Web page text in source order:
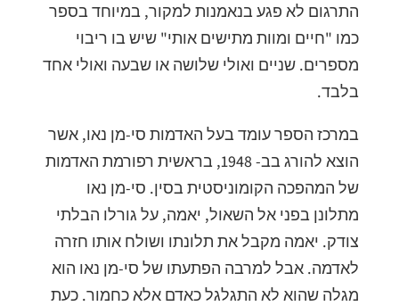
התרגום לא פגע בנאמנות למקור, במיוחד בספר
כמו "חיים ומוות מתישים אותי" שיש בו ריבוי
מספרים. שניים ואולי שלושה או שבעה ואולי אחד
בלבד.
במרכז הספר עומד בעל האדמות סי-מן נאו, אשר
הוצא להורג בב- 1948, בראשית רפורמת האדמות
של המהפכה הקומוניסטית בסין. סי-מן נאו
מתלונן בפני אל השאול, יאמה, על גורלו הבלתי
צודק. יאמה מקבל את תלונתו ושולח אותו חזרה
לאדמה. אבל למרבה הפתעתו של סי-מן נאו הוא
מגלה שהוא לא התגלגל כאדם אלא כחמור. כעת